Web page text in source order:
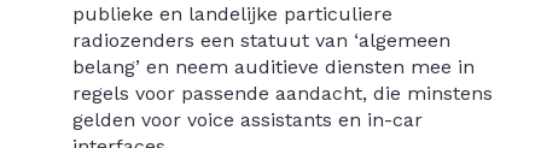
publieke en landelijke particuliere
radiozenders een statuut van ‘algemeen
belang’ en neem auditieve diensten mee in
regels voor passende aandacht, die minstens
gelden voor voice assistants en in-car